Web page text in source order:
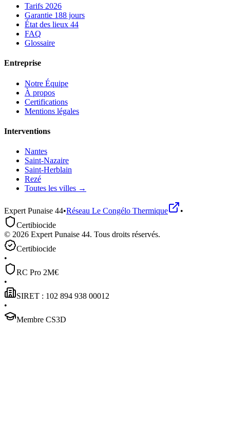
Tarifs 2026
Garantie 188 jours
État des lieux 44
FAQ
Glossaire
Entreprise
Notre Équipe
À propos
Certifications
Mentions légales
Interventions
Nantes
Saint-Nazaire
Saint-Herblain
Rezé
Toutes les villes →
Expert Punaise 44•Réseau Le Congélo Thermique
•
Certibiocide
© 2026 Expert Punaise 44. Tous droits réservés.
Certibiocide
•
RC Pro 2M€
•
SIRET : 102 894 938 00012
•
Membre CS3D